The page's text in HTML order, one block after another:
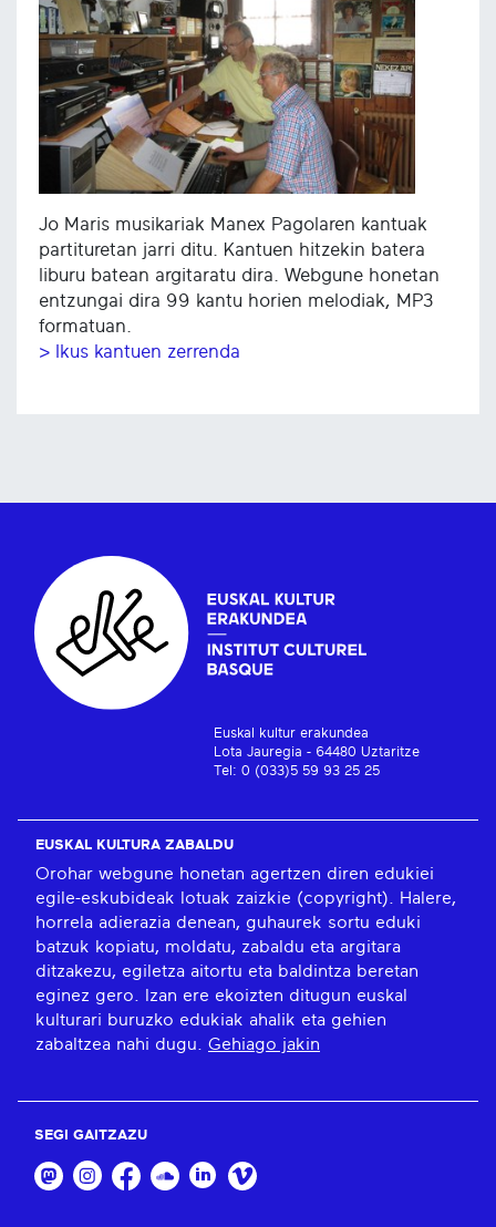
Jo Maris musikariak Manex Pagolaren kantuak
partituretan jarri ditu. Kantuen hitzekin batera
liburu batean argitaratu dira. Webgune honetan
entzungai dira 99 kantu horien melodiak, MP3
formatuan.
> Ikus kantuen zerrenda
Euskal kultur erakundea
Lota Jauregia - 64480 Uztaritze
Tel: 0 (033)5 59 93 25 25
EUSKAL KULTURA ZABALDU
Orohar webgune honetan agertzen diren edukiei
egile-eskubideak lotuak zaizkie (copyright). Halere,
horrela adierazia denean, guhaurek sortu eduki
batzuk kopiatu, moldatu, zabaldu eta argitara
ditzakezu, egiletza aitortu eta baldintza beretan
eginez gero. Izan ere ekoizten ditugun euskal
kulturari buruzko edukiak ahalik eta gehien
zabaltzea nahi dugu. Gehiago jakin
SEGI GAITZAZU